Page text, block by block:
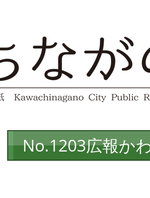
文
No.1203広報か